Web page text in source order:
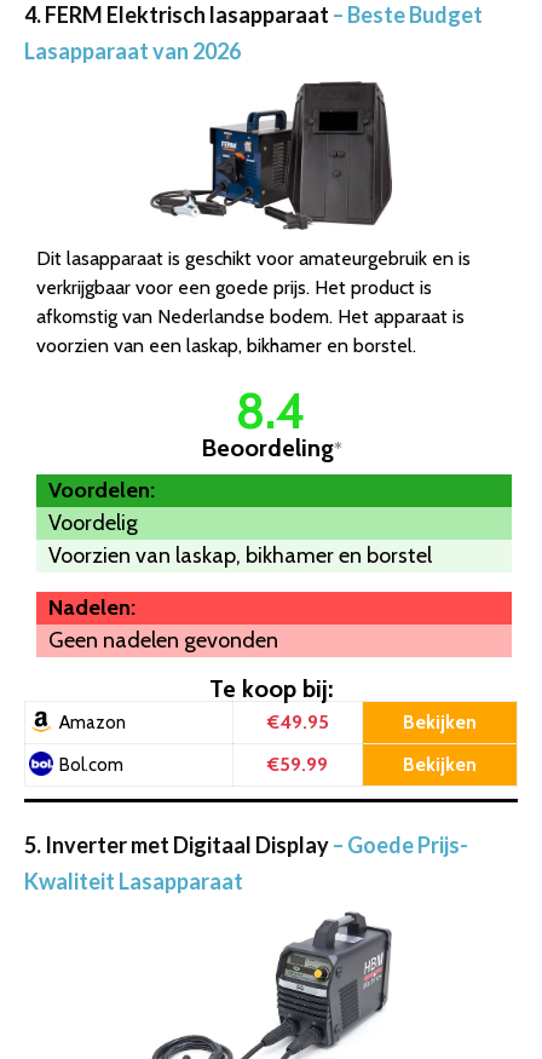
4. FERM Elektrisch lasapparaat – Beste Budget
Lasapparaat van 2026
Dit lasapparaat is geschikt voor amateurgebruik en is
verkrijgbaar voor een goede prijs. Het product is
afkomstig van Nederlandse bodem. Het apparaat is
voorzien van een laskap, bikhamer en borstel.
8.4
Beoordeling*
Voordelen:
Voordelig
Voorzien van laskap, bikhamer en borstel
Nadelen:
Geen nadelen gevonden
Te koop bij:
Amazon €49.95 Bekijken
Bol.com €59.99 Bekijken
5. Inverter met Digitaal Display– Goede Prijs-
Kwaliteit Lasapparaat